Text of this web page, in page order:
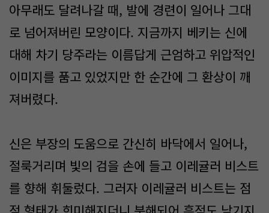
아무래도 달려나갈 때, 발에 경련이 일어나 그대
로 넘어져버린 모양이다. 지금까지 베키는 신에
대해 차기 당주라는 이름답게 근엄하고 위압적인
이미지를 품고 있었지만 한 순간에 그 환상이 깨
져버렸다.
신은 부장의 도움으로 간신히 바닥에서 일어나,
절룩거리며 빛의 검을 손에 들고 이레귤러 비스트
를 향해 휘둘렀다. 그러자 이레귤러 비스트는 점